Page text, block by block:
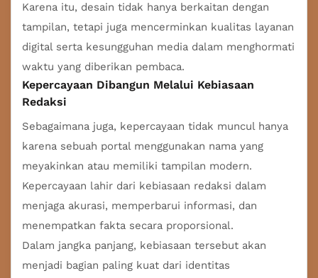
Karena itu, desain tidak hanya berkaitan dengan
tampilan, tetapi juga mencerminkan kualitas layanan
digital serta kesungguhan media dalam menghormati
waktu yang diberikan pembaca.
Kepercayaan Dibangun Melalui Kebiasaan
Redaksi
Sebagaimana juga, kepercayaan tidak muncul hanya
karena sebuah portal menggunakan nama yang
meyakinkan atau memiliki tampilan modern.
Kepercayaan lahir dari kebiasaan redaksi dalam
menjaga akurasi, memperbarui informasi, dan
menempatkan fakta secara proporsional.
Dalam jangka panjang, kebiasaan tersebut akan
menjadi bagian paling kuat dari identitas